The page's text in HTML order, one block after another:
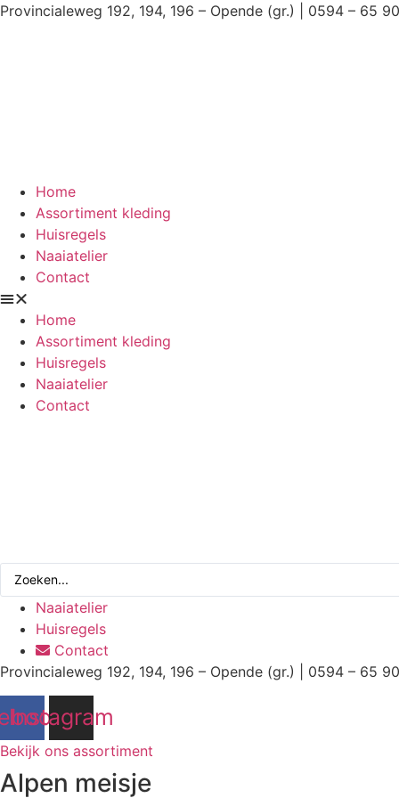
Ga
Provincialeweg 192, 194, 196 – Opende (gr.) | 0594 – 65
Home
Assortiment kleding
Huisregels
Naaiatelier
Contact
Home
Assortiment kleding
Huisregels
Naaiatelier
Contact
Search
Naaiatelier
Huisregels
Contact
Provincialeweg 192, 194, 196 – Opende (gr.) | 0594 – 65
Instagram
Bekijk ons assortiment
Alpen meisje